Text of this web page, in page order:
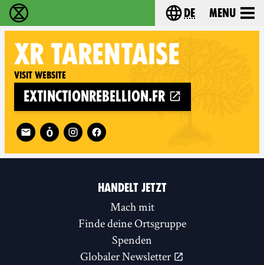
extinction rebellion - Home Choose your
de Menu
XR TARENTAISE
Visit website
extinctionrebellion.fr
Follow XR Tarentaise on
HANDELT JETZT
Mach mit
Finde deine Ortsgruppe
Spenden
Globaler Newsletter